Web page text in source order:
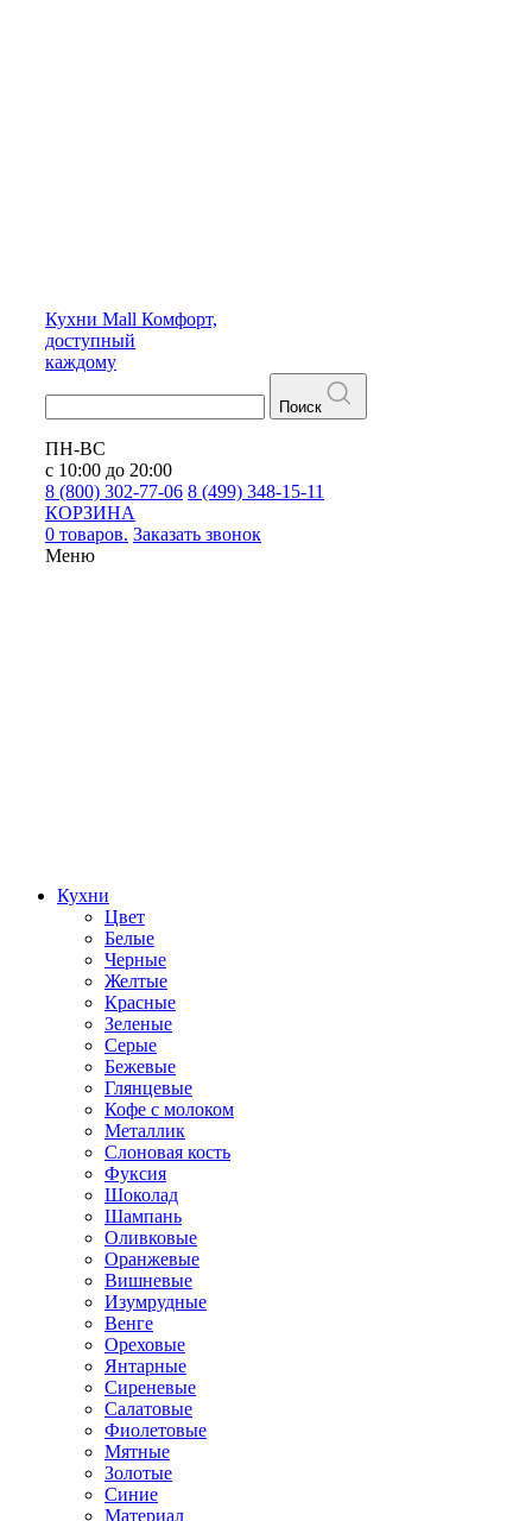
Кухни Mall Комфорт,
доступный
каждому
Поиск
ПН-ВС
с 10:00 до 20:00
8 (800) 302-77-06 8 (499) 348-15-11
КОРЗИНА
0 товаров. Заказать звонок
Меню
Кухни
Цвет
Белые
Черные
Желтые
Красные
Зеленые
Серые
Бежевые
Глянцевые
Кофе с молоком
Металлик
Слоновая кость
Фуксия
Шоколад
Шампань
Оливковые
Оранжевые
Вишневые
Изумрудные
Венге
Ореховые
Янтарные
Сиреневые
Салатовые
Фиолетовые
Мятные
Золотые
Синие
Материал